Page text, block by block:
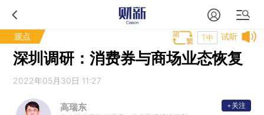
观点 试听
T中
深圳调研：消费券与商场业态恢复
2022年05月30日 11:27
高瑞东 +关注